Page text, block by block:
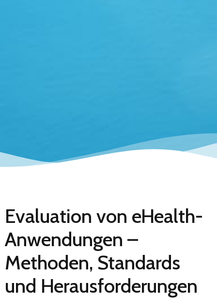
Evaluation von eHealth-
Anwendungen –
Methoden, Standards
und Herausforderungen